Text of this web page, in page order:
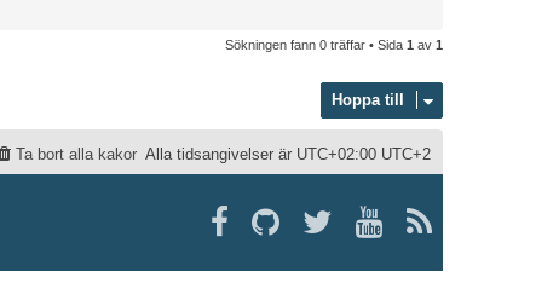
Sökningen fann 0 träffar • Sida 1 av 1
Hoppa till
Alla tidsangivelser är UTC+02:00 UTC+2
Ta bort alla kakor